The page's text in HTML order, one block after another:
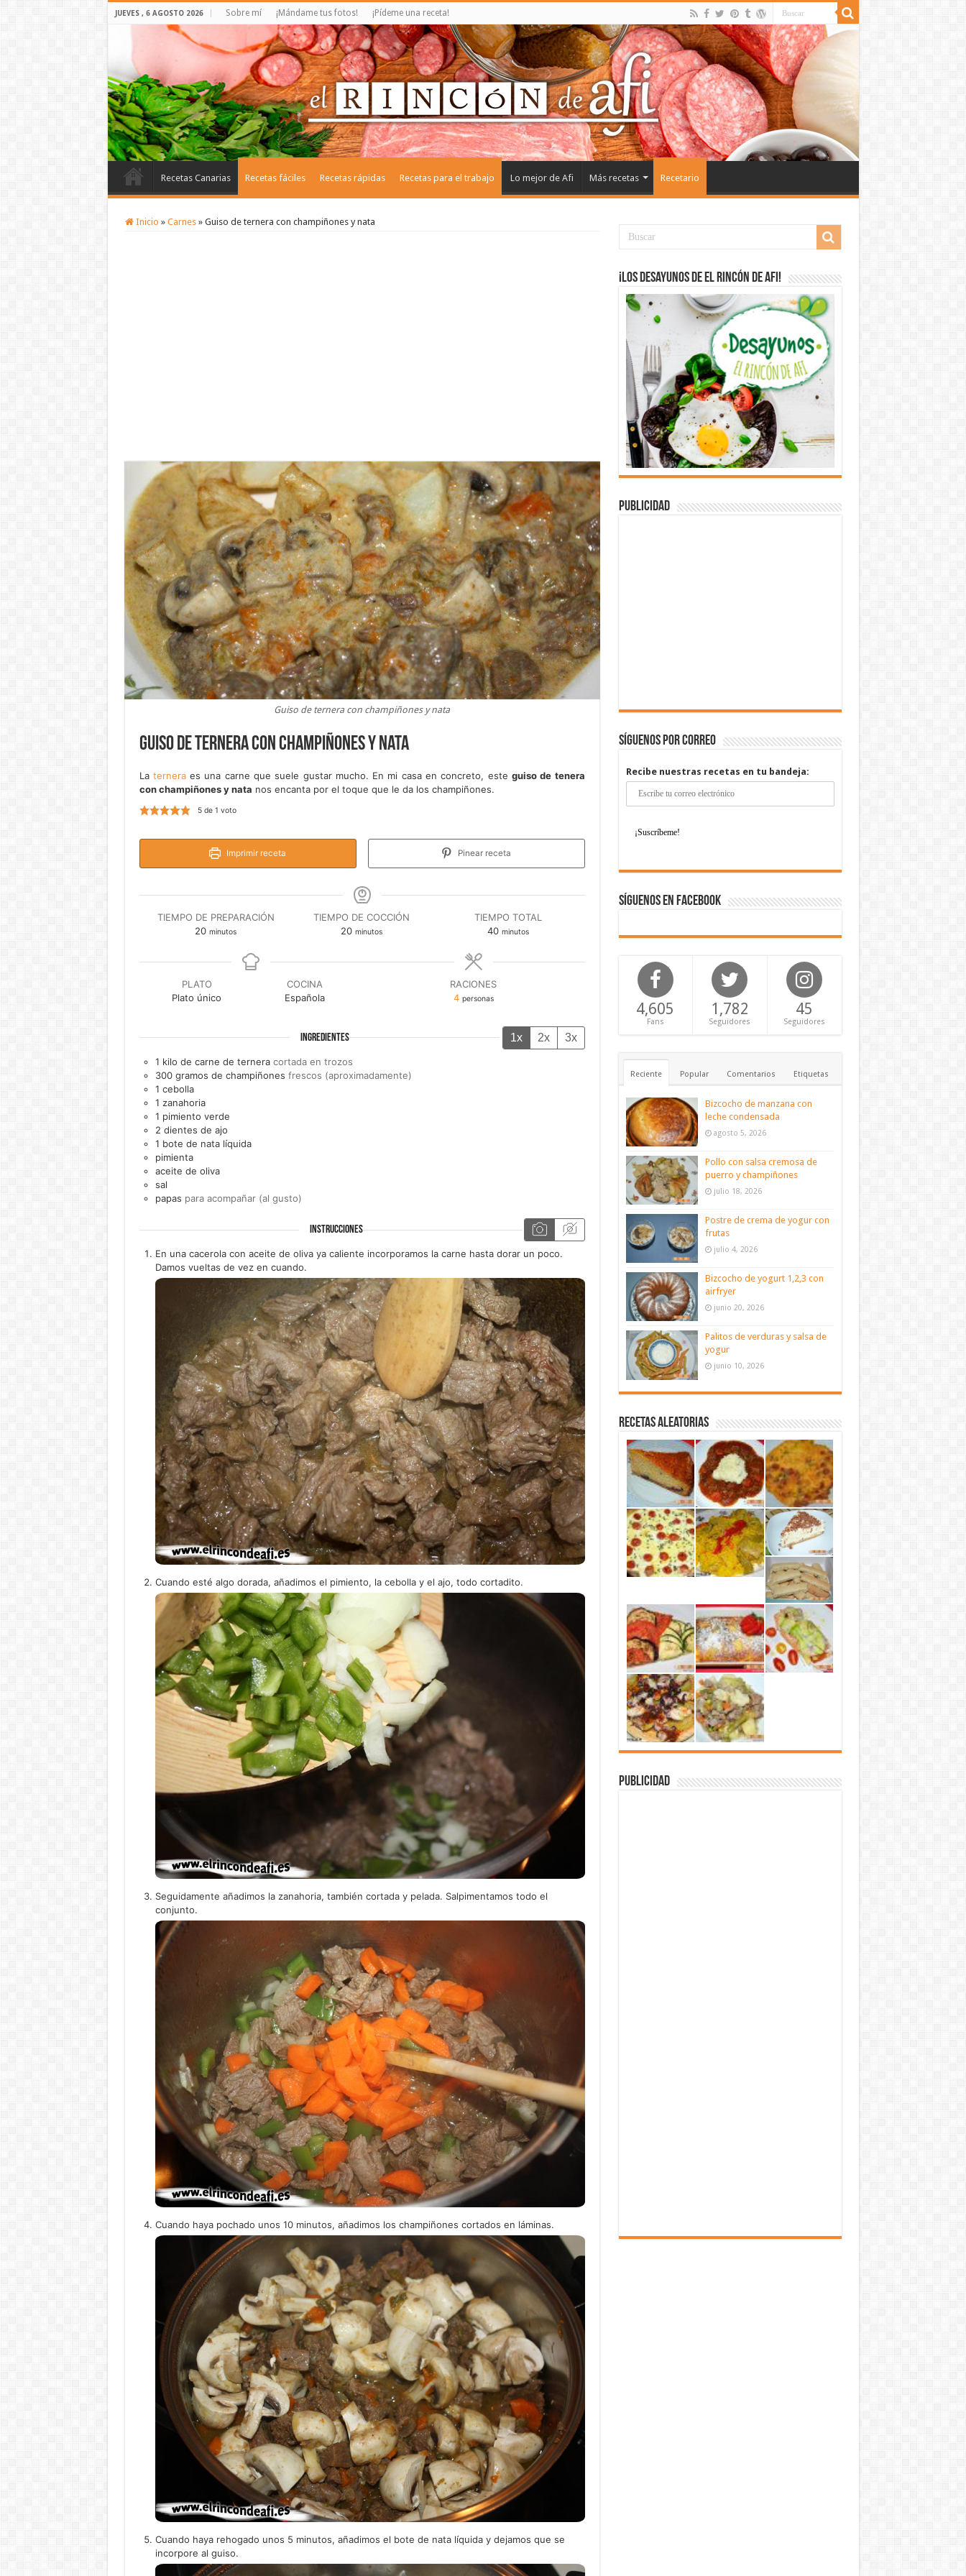
JUEVES , 6 AGOSTO 2026 Sobre mí ¡Mándame tus fotos! ¡Pídeme una receta!
Recetas Canarias Recetas fáciles Recetas rápidas Recetas para el trabajo Lo mejor de Afi Más recetas Recetario
Inicio » Carnes » Guiso de ternera con champiñones y nata
Guiso de ternera con champiñones y nata
Guiso de ternera con champiñones y nata
La terneraes una carne que suele gustar mucho. En mi casa en concreto, este guiso de tenera
con champiñones y nata nos encanta por el toque que le da los champiñones.
5de 1 voto
Imprimir receta Pinear receta
TIEMPO DE PREPARACIÓN
20minutos
minutos
TIEMPO DE COCCIÓN
20minutos
minutos
TIEMPO TOTAL
40minutos
minutos
PLATO
Plato único
COCINA
Española
RACIONES
4 personas
INGREDIENTES 1x 2x 3x
1 kilo de carne de ternera cortada en trozos
300 gramos de champiñones frescos (aproximadamente)
1 cebolla
1 zanahoria
1 pimiento verde
2 dientes de ajo
1 bote de nata líquida
pimienta
aceite de oliva
sal
papas para acompañar (al gusto)
INSTRUCCIONES
En una cacerola con aceite de oliva ya caliente incorporamos la carne hasta dorar un poco.
Damos vueltas de vez en cuando.
Cuando esté algo dorada, añadimos el pimiento, la cebolla y el ajo, todo cortadito.
Seguidamente añadimos la zanahoria, también cortada y pelada. Salpimentamos todo el
conjunto.
Cuando haya pochado unos 10 minutos, añadimos los champiñones cortados en láminas.
Cuando haya rehogado unos 5 minutos, añadimos el bote de nata líquida y dejamos que se
incorpore al guiso.
¡Los desayunos de El Rincón de Afi!
Publicidad
Síguenos por correo
Recibe nuestras recetas en tu bandeja:
Síguenos en Facebook
4,605
Fans
1,782
Seguidores
45
Seguidores
Reciente Popular Comentarios Etiquetas
Bizcocho de manzana con
leche condensada
agosto 5, 2026
Pollo con salsa cremosa de
puerro y champiñones
julio 18, 2026
Postre de crema de yogur con
frutas
julio 4, 2026
Bizcocho de yogurt 1,2,3 con
airfryer
junio 20, 2026
Palitos de verduras y salsa de
yogur
junio 10, 2026
Recetas aleatorias
Publicidad